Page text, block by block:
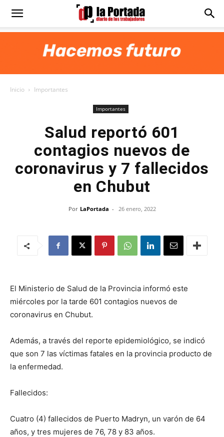
Diario
Inicio Importantes
Importantes
Salud reportó 601
contagios nuevos de
coronavirus y 7 fallecidos
en Chubut
Por LaPortada - 26 enero, 2022
El Ministerio de Salud de la Provincia informó este
miércoles por la tarde 601 contagios nuevos de
coronavirus en Chubut.
Además, a través del reporte epidemiológico, se indicó
que son 7 las víctimas fatales en la provincia producto de
la enfermedad.
Fallecidos:
Cuatro (4) fallecidos de Puerto Madryn, un varón de 64
años, y tres mujeres de 76, 78 y 83 años.